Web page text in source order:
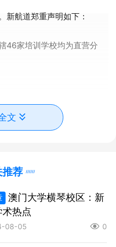
新航道郑重声明如下：
46家培训学校均为直营分
以下城市：
、淄博、潍坊、宁波、南
、湖州、台州、佛山、东
文
推荐
澳门大学横琴校区：新
术热点
08-05 0